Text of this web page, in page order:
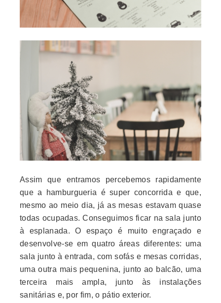
Assim que entramos percebemos rapidamente
que a hamburgueria é super concorrida e que,
mesmo ao meio dia, já as mesas estavam quase
todas ocupadas. Conseguimos ficar na sala junto
à esplanada. O espaço é muito engraçado e
desenvolve-se em quatro áreas diferentes: uma
sala junto à entrada, com sofás e mesas corridas,
uma outra mais pequenina, junto ao balcão, uma
terceira mais ampla, junto às instalações
sanitárias e, por fim, o pátio exterior.